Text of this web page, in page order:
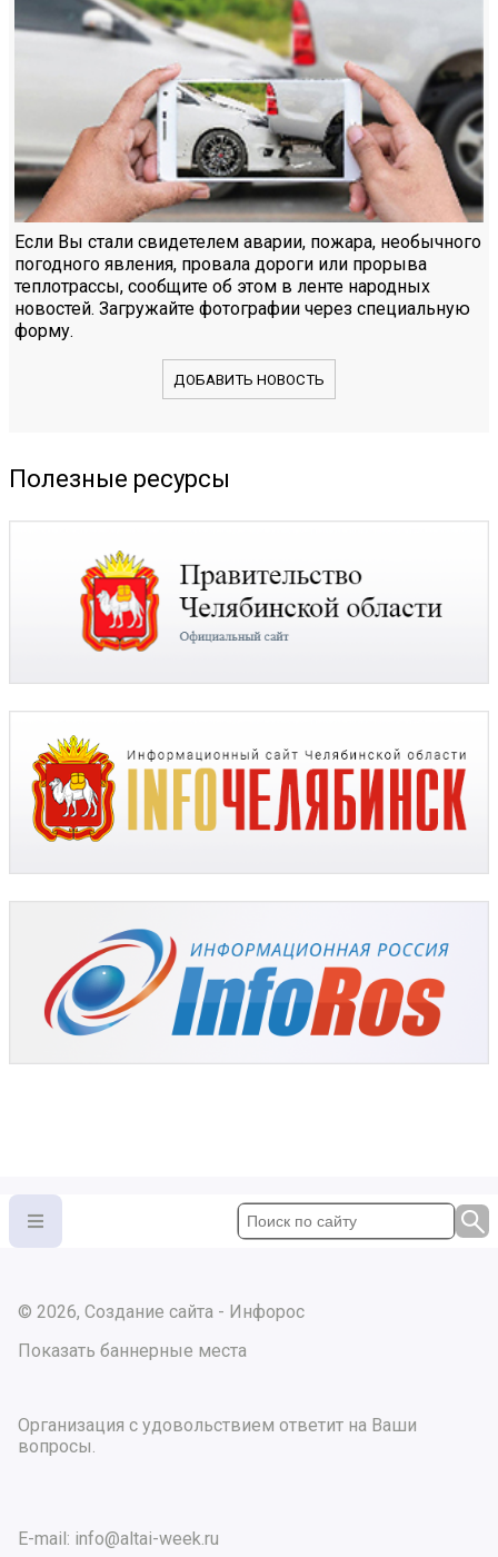
Если Вы стали свидетелем аварии, пожара, необычного
погодного явления, провала дороги или прорыва
теплотрассы, сообщите об этом в ленте народных
новостей. Загружайте фотографии через специальную
форму.
ДОБАВИТЬ НОВОСТЬ
Полезные ресурсы
© 2026, Создание сайта - Инфорос
Показать баннерные места
Организация с удовольствием ответит на Ваши
вопросы.
E-mail: info@altai-week.ru